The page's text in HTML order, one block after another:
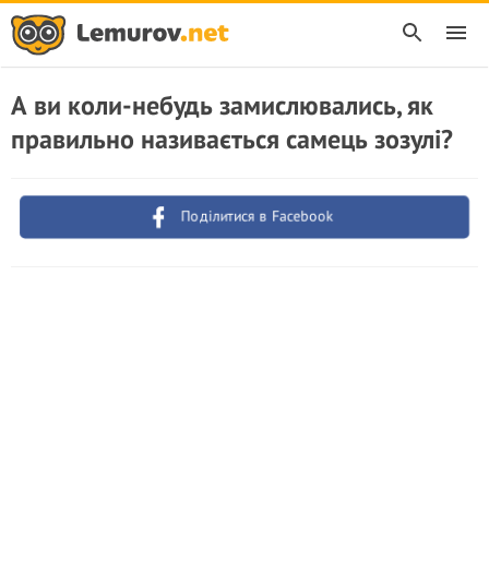
А ви коли-небудь замислювались, як
правильно називається самець зозулі?
Поділитися в Facebook